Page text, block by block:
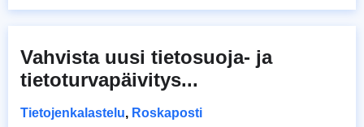
Vahvista uusi tietosuoja- ja
tietoturvapäivitys...
Tietojenkalastelu, Roskaposti